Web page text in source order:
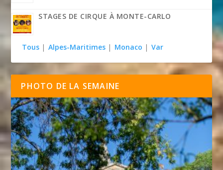
STAGES DE CIRQUE À MONTE-CARLO
Tous | Alpes-Maritimes | Monaco | Var
PHOTO DE LA SEMAINE